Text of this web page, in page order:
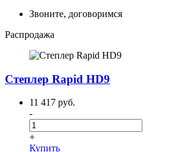
Звоните, договоримся
Распродажа
Степлер Rapid HD9
11 417 руб.
-
+
Купить